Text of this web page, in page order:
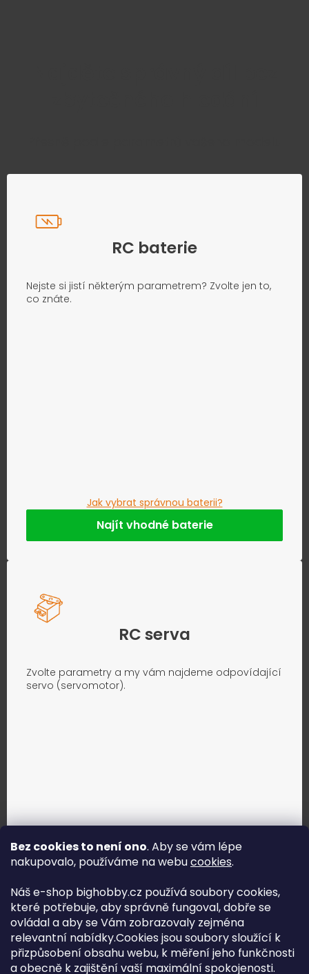
Bez cookies to není ono. Aby se vám lépe
nakupovalo, používáme na webucookies.
Náš e-shop bighobby.cz používá soubory cookies,
které potřebuje, aby správně fungoval, dobře se
ovládal a aby se Vám zobrazovaly zejména
relevantní nabídky.Cookies jsou soubory sloužící k
přizpůsobení obsahu webu, k měření jeho funkčnosti
a obecně k zajištění vaší maximální spokojenosti.
RC baterie
Nejste si jistí některým parametrem? Zvolte jen to,
co znáte.
Jak vybrat správnou baterii?
Najít vhodné baterie
RC serva
Zvolte parametry a my vám najdeme odpovídající
servo (servomotor).
Jak vybrat správné servo?
Najít správné servo